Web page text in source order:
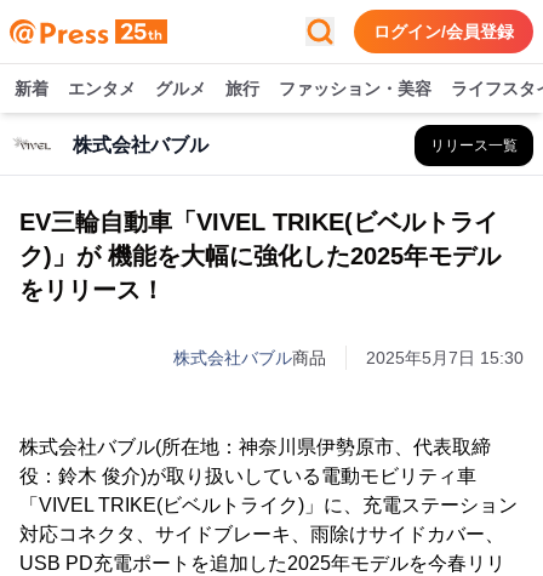
ログイン/会員登録
新着 エンタメ グルメ 旅行 ファッション・美容 ライフスタ
株式会社バブル リリース一覧
EV三輪自動車「VIVEL TRIKE(ビベルトライ
ク)」が 機能を大幅に強化した2025年モデル
をリリース！
株式会社バブル商品 2025年5月7日 15:30
株式会社バブル(所在地：神奈川県伊勢原市、代表取締
役：鈴木 俊介)が取り扱いしている電動モビリティ車
「VIVEL TRIKE(ビベルトライク)」に、充電ステーション
対応コネクタ、サイドブレーキ、雨除けサイドカバー、
USB PD充電ポートを追加した2025年モデルを今春リリ